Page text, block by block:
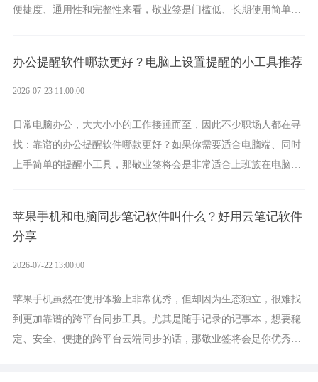
便捷度、通用性和完整性来看，敬业签是门槛低、长期使用简单的
办公提醒软件哪款更好？电脑上设置提醒的小工具推荐
2026-07-23 11:00:00
日常电脑办公，大大小小的工作接踵而至，因此不少职场人都在寻
找：靠谱的办公提醒软件哪款更好？如果你需要适合电脑端、同时
上手简单的提醒小工具，那敬业签将会是非常适合上班族在电脑上
苹果手机和电脑同步笔记软件叫什么？好用云笔记软件
分享
2026-07-22 13:00:00
苹果手机虽然在使用体验上非常优秀，但却因为生态独立，很难找
到更加靠谱的跨平台同步工具。尤其是随手记录的记事本，想要稳
定、安全、便捷的跨平台云端同步的话，那敬业签将会是你优秀的